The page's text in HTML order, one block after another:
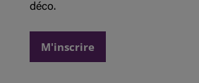
déco.
M'inscrire